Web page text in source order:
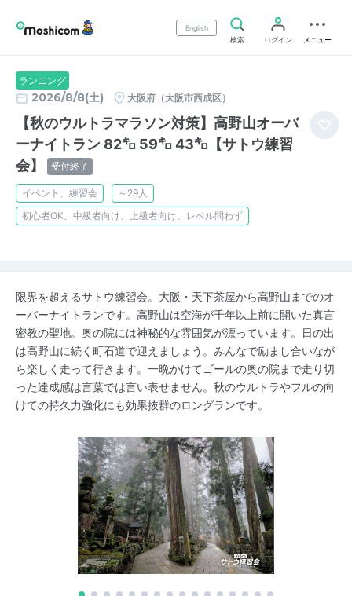
English
検索
ログイン メニュー
ランニング
2026/8/8(土) 大阪府（大阪市西成区）
【秋のウルトラマラソン対策】高野山オーバ
ーナイトラン 82㌔ 59㌔ 43㌔【サトウ練習
会】
受付終了
イベント、練習会
～29人
初心者OK、中級者向け、上級者向け、レベル問わず
限界を超えるサトウ練習会。大阪・天下茶屋から高野山までのオ
ーバーナイトランです。高野山は空海が千年以上前に開いた真言
密教の聖地。奥の院には神秘的な雰囲気が漂っています。日の出
は高野山に続く町石道で迎えましょう。みんなで励まし合いなが
ら楽しく走って行きます。一晩かけてゴールの奥の院まで走り切
った達成感は言葉では言い表せません。秋のウルトラやフルの向
けての持久力強化にも効果抜群のロングランです。